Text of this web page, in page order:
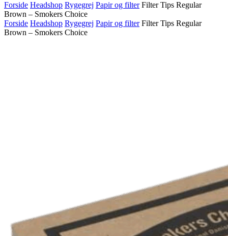
Forside Headshop Rygegrej Papir og filter Filter Tips Regular
Brown – Smokers Choice
Forside Headshop Rygegrej Papir og filter Filter Tips Regular
Brown – Smokers Choice